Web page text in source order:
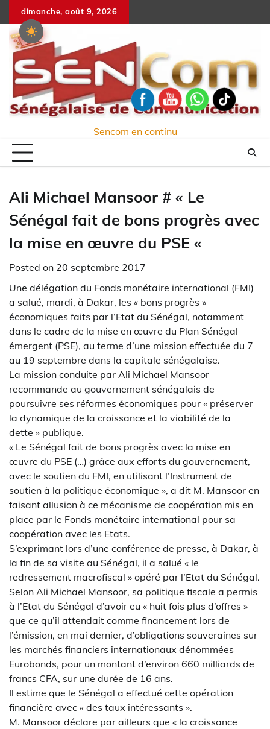
to
content
dimanche, août 9, 2026
Sencom en continu
Ali Michael Mansoor # « Le
Sénégal fait de bons progrès avec
la mise en œuvre du PSE «
Posted on 20 septembre 2017
Une délégation du Fonds monétaire international (FMI)
a salué, mardi, à Dakar, les « bons progrès »
économiques faits par l’Etat du Sénégal, notamment
dans le cadre de la mise en œuvre du Plan Sénégal
émergent (PSE), au terme d’une mission effectuée du 7
au 19 septembre dans la capitale sénégalaise.
La mission conduite par Ali Michael Mansoor
recommande au gouvernement sénégalais de
poursuivre ses réformes économiques pour « préserver
la dynamique de la croissance et la viabilité de la
dette » publique.
« Le Sénégal fait de bons progrès avec la mise en
œuvre du PSE (…) grâce aux efforts du gouvernement,
avec le soutien du FMI, en utilisant l’Instrument de
soutien à la politique économique », a dit M. Mansoor en
faisant allusion à ce mécanisme de coopération mis en
place par le Fonds monétaire international pour sa
coopération avec les Etats.
S’exprimant lors d’une conférence de presse, à Dakar, à
la fin de sa visite au Sénégal, il a salué « le
redressement macrofiscal » opéré par l’Etat du Sénégal.
Selon Ali Michael Mansoor, sa politique fiscale a permis
à l’Etat du Sénégal d’avoir eu « huit fois plus d’offres »
que ce qu’il attendait comme financement lors de
l’émission, en mai dernier, d’obligations souveraines sur
les marchés financiers internationaux dénommées
Eurobonds, pour un montant d’environ 660 milliards de
francs CFA, sur une durée de 16 ans.
Il estime que le Sénégal a effectué cette opération
financière avec « des taux intéressants ».
M. Mansoor déclare par ailleurs que « la croissance